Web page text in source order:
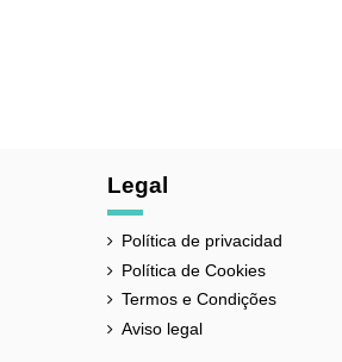
ACUABUBBLE
Azul
500 mícrones
Legal
Política de privacidad
Política de Cookies
Termos e Condições
Aviso legal